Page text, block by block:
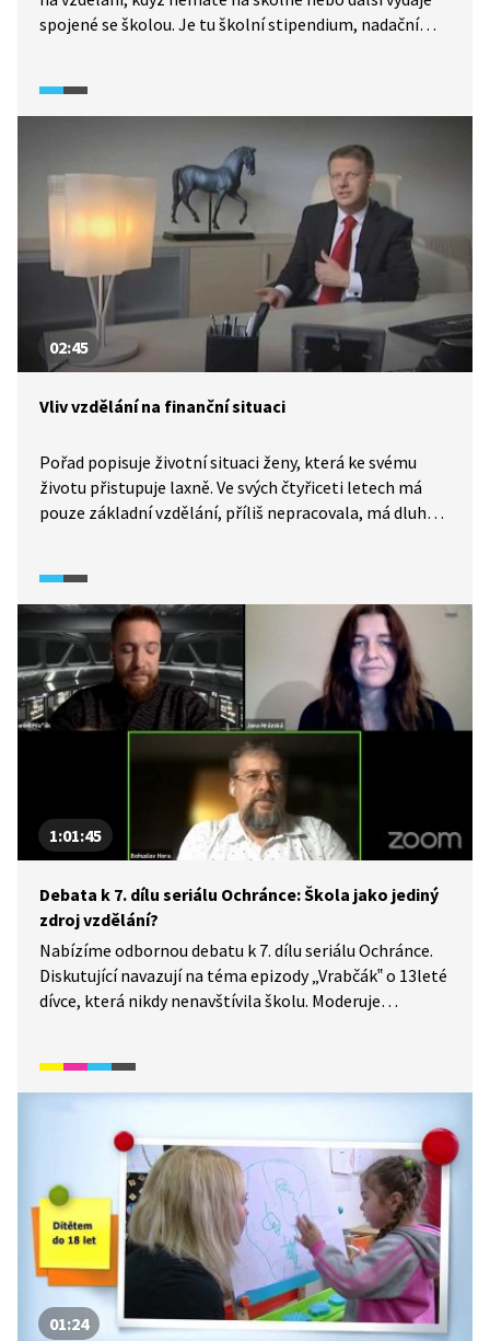
spojené se školou. Je tu školní stipendium, nadační
rozhodnutí, které ovlivní celý váš život.
02:45
Vliv vzdělání na finanční situaci
Pořad popisuje životní situaci ženy, která ke svému
životu přistupuje laxně. Ve svých čtyřiceti letech má
pouze základní vzdělání, příliš nepracovala, má dluhy
1:01:45
Debata k 7. dílu seriálu Ochránce: Škola jako jediný
zdroj vzdělání?
Nabízíme odbornou debatu k 7. dílu seriálu Ochránce.
Diskutující navazují na téma epizody „Vrabčák‟ o 13leté
dívce, která nikdy nenavštívila školu. Moderuje
ředitelka MŠ a ZŠ Na Rovině v Chrudimi Daniel Pražák,
bývalý domškolák a nyní učitel ZŠ Strossmayerovo
náměstí, Praha
01:24